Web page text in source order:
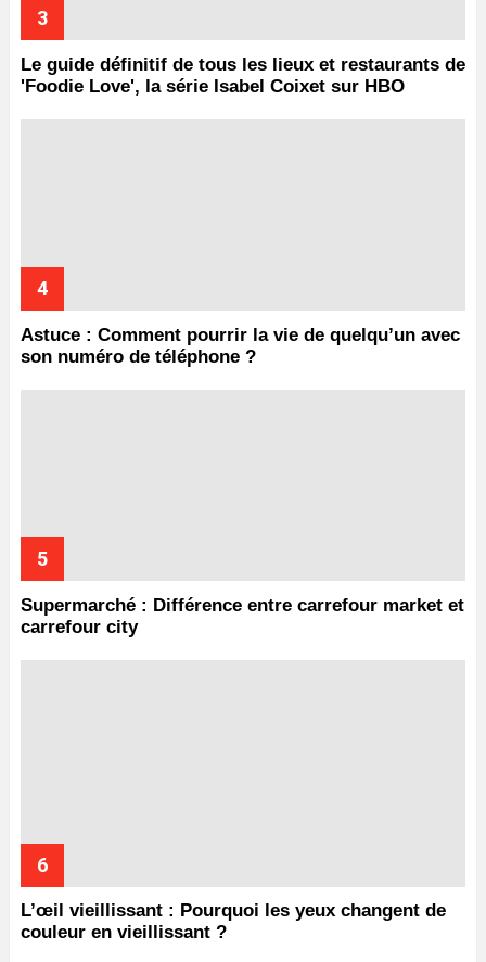
Le guide définitif de tous les lieux et restaurants de
'Foodie Love', la série Isabel Coixet sur HBO
Astuce : Comment pourrir la vie de quelqu’un avec
son numéro de téléphone ?
Supermarché : Différence entre carrefour market et
carrefour city
L’œil vieillissant : Pourquoi les yeux changent de
couleur en vieillissant ?